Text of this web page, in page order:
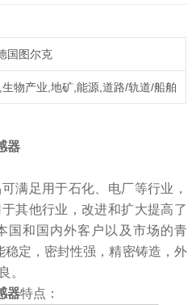
国图尔克
生物产业,地矿,能源,道路/轨道/船舶
器
满足用于石化、电厂等行业，
其他行业，改进和扩大提高了
国和国内外客户以及市场的青
定，密封性强，精密铸造，外
。
器特点：